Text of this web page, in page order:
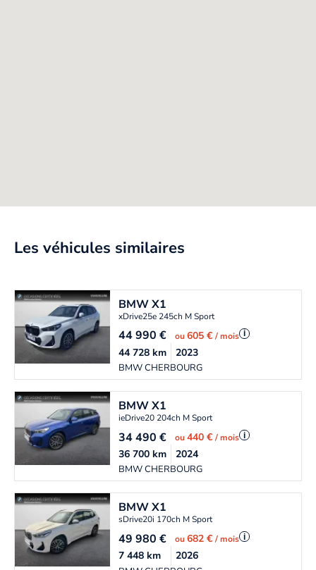
Les véhicules similaires
BMWX1
xDrive25e 245ch M Sport
44 990€ ou605 €/ mois i
BMW CHERBOURG
44 728km 2023
BMWX1
ieDrive20 204ch M Sport
34 490€ ou440 €/ mois i
BMW CHERBOURG
36 700km 2024
BMWX1
sDrive20i 170ch M Sport
49 980€ ou682 €/ mois i
7 448km 2026